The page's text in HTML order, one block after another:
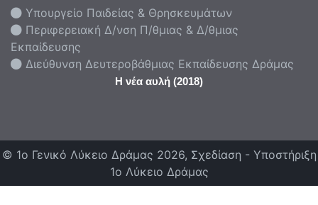
Υπουργείο Παιδείας & Θρησκευμάτων
Περιφερειακή Δ/νση Π/θμιας & Δ/θμιας
Εκπαίδευσης
Διεύθυνση Δευτεροβάθμιας Εκπαίδευσης Δράμας
Η νέα αυλή (2018)
© 1ο Γενικό Λύκειο Δράμας 2026, Σχεδίαση - Υποστήριξη
1ο Λύκειο Δράμας